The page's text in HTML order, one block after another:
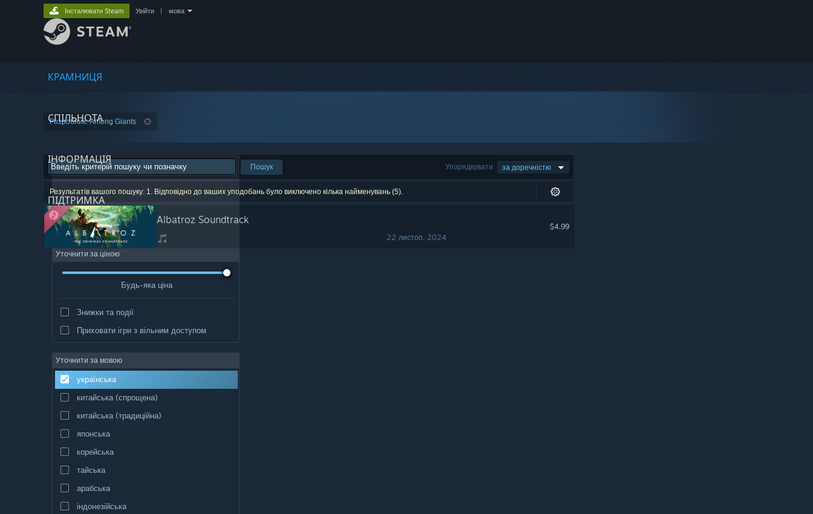
КРАМНИЦЯ
СПІЛЬНОТА
ІНФОРМАЦІЯ
ПІДТРИМКА
Інсталювати Steam Увійти мова
Розробник: Among Giants
Упорядкувати за доречністю
Пошук
Результатів вашого пошуку: 1. Відповідно до ваших уподобань було виключено кілька найменувань (5).
Albatroz Soundtrack
22 листоп. 2024
$4.99
Уточнити за ціною
Будь-яка ціна
Знижки та події
Приховати ігри з вільним доступом
Уточнити за мовою
українська
китайська (спрощена)
китайська (традиційна)
японська
корейська
тайська
арабська
індонезійська